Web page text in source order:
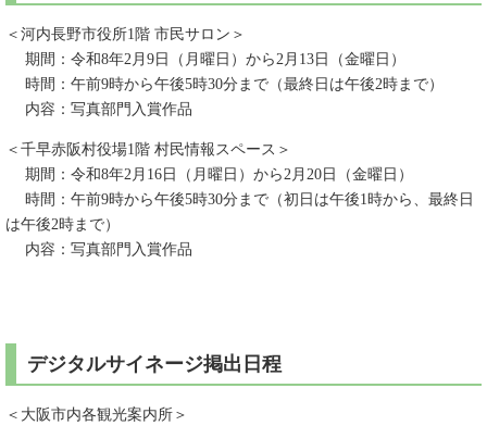
＜河内長野市役所1階 市民サロン＞
期間：令和8年2月9日（月曜日）から2月13日（金曜日）
時間：午前9時から午後5時30分まで（最終日は午後2時まで）
内容：写真部門入賞作品
＜千早赤阪村役場1階 村民情報スペース＞
期間：令和8年2月16日（月曜日）から2月20日（金曜日）
時間：午前9時から午後5時30分まで（初日は午後1時から、最終日
は午後2時まで）
内容：写真部門入賞作品
デジタルサイネージ掲出日程
＜大阪市内各観光案内所＞